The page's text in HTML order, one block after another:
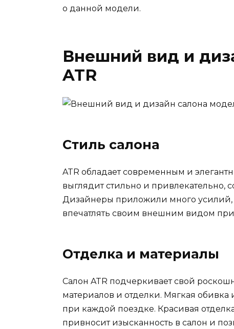
о данной модели.
Внешний вид и
ATR
Стиль салона
ATR обладает современным и
выглядит стильно и привлекательно,
Дизайнеры приложили много усилий,
впечатлять своим внешним видом при
Отделка и материалы
Салон ATR подчеркивает свой
материалов и отделки. Мягкая
при каждой поездке. Красивая
привносит изысканность в салон и